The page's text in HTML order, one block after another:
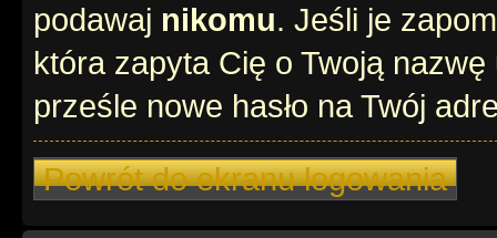
podawaj nikomu. Jeśli je
która zapyta Cię o Twoją
prześle nowe hasło na Twój
Powrót do ekranu logowania